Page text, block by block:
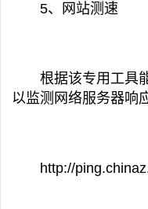
5、网站测速
根据该专用工具能
以监测网络服务器响
http://